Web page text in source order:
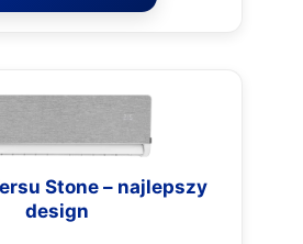
Stone – najlepszy
design